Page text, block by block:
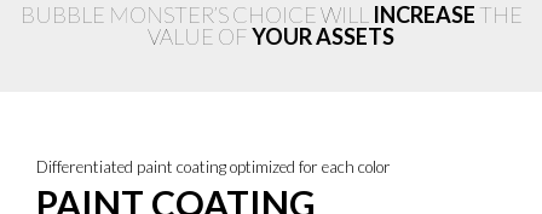
BUBBLE MONSTER’S CHOICE WILL INCREASE THE
VALUE OFYOUR ASSETS
Differentiated paint coating optimized for each color
PAINT COATING